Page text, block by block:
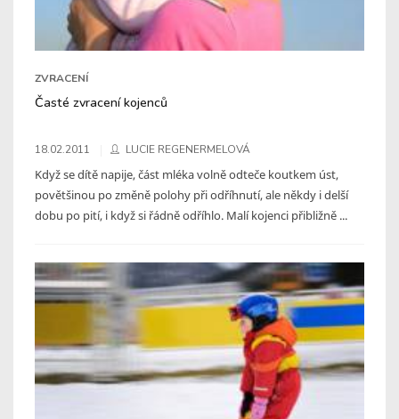
ZVRACENÍ
Časté zvracení kojenců
18.02.2011 LUCIE REGENERMELOVÁ
Když se dítě napije, část mléka volně odteče koutkem úst,
povětšinou po změně polohy při odříhnutí, ale někdy i delší
dobu po pití, i když si řádně odříhlo. Malí kojenci přibližně ...